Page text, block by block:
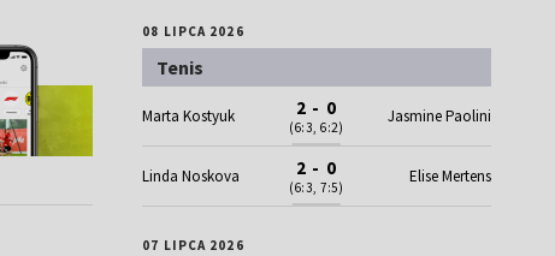
08 LIPCA 2026
Tenis
Marta Kostyuk 2 - 0
(6:3, 6:2)
Jasmine Paolini
Linda Noskova 2 - 0
(6:3, 7:5)
Elise Mertens
07 LIPCA 2026